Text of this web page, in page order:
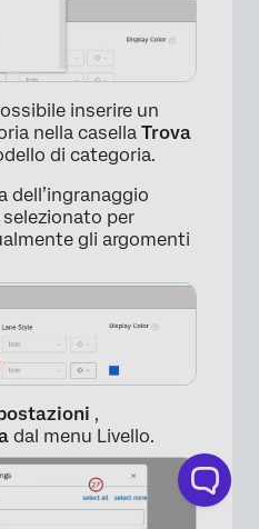
inserire un
nella casella Trova
di categoria.
dell’ingranaggio
per
gli argomenti
,
dal menu Livello.